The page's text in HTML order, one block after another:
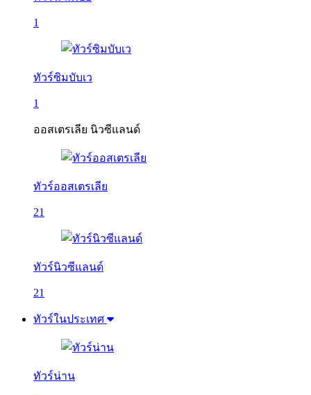
1
ทัวร์ซิมบับเว
1
ออสเตรเลีย นิวซีแลนด์
ทัวร์ออสเตรเลีย
21
ทัวร์นิวซีแลนด์
21
ทัวร์ในประเทศ
ทัวร์น่าน